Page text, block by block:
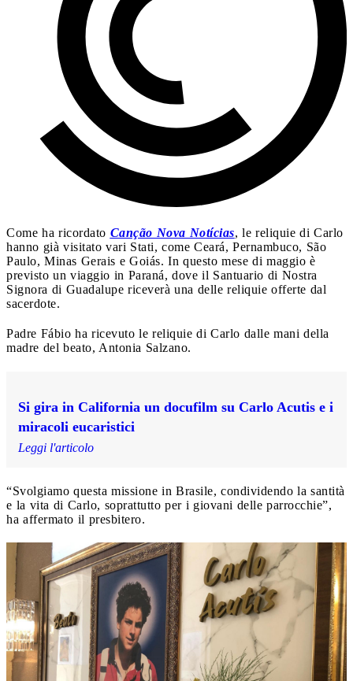
Come ha ricordato Canção Nova Notícias, le reliquie di Carlo
hanno già visitato vari Stati, come Ceará, Pernambuco, São
Paulo, Minas Gerais e Goiás. In questo mese di maggio è
previsto un viaggio in Paraná, dove il Santuario di Nostra
Signora di Guadalupe riceverà una delle reliquie offerte dal
sacerdote.
Padre Fábio ha ricevuto le reliquie di Carlo dalle mani della
madre del beato, Antonia Salzano.
Si gira in California un docufilm su Carlo Acutis e i
miracoli eucaristici
Leggi l'articolo
“Svolgiamo questa missione in Brasile, condividendo la santità
e la vita di Carlo, soprattutto per i giovani delle parrocchie”,
ha affermato il presbitero.